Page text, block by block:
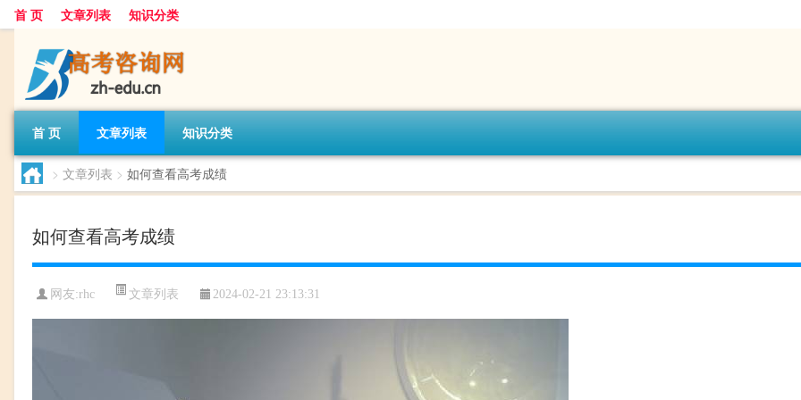
首 页 文章列表 知识分类
首 页 文章列表 知识分类
> 文章列表 > 如何查看高考成绩
如何查看高考成绩
网友:rhc 文章列表 2024-02-21 23:13:31